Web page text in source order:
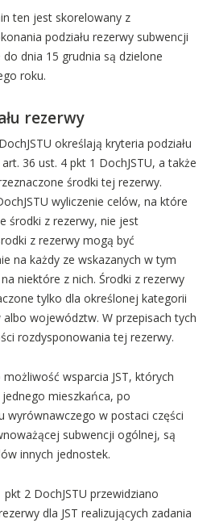
ten jest skorelowany z
podziału rezerwy subwencji
dnia 15 grudnia są dzielone
roku.
rezerwy
określają kryteria podziału
36 ust. 4 pkt 1 DochJSTU, a także
środki tej rezerwy.
wyliczenie celów, na które
środki z rezerwy, nie jest
z rezerwy mogą być
na każdy ze wskazanych w tym
niektóre z nich. Środki z rezerwy
tylko dla określonej kategorii
województw. W przepisach tych
rozdysponowania tej rezerwy.
wsparcia JST, których
mieszkańca, po
wyrównawczego w postaci części
subwencji ogólnej, są
innych jednostek.
2 DochJSTU przewidziano
dla JST realizujących zadania